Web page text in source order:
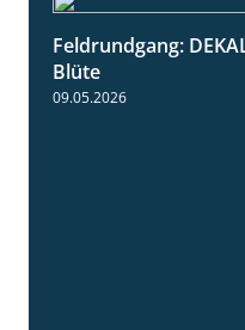
Feldrundgang:
Blüte
09.05.2026